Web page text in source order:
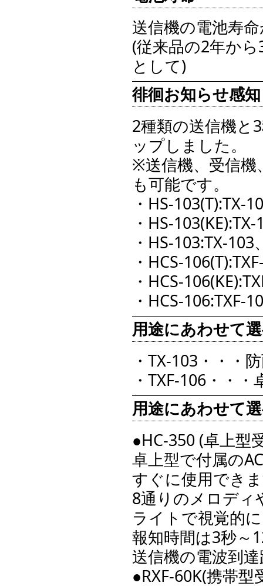
送信機の電池寿
(従来品の2年か
として)
徘徊お知らせ感
2種類の送信機と
ップしました。
※送信機、受信機
も可能です。
・HS-103(T):TX-
・HS-
・HS-103:TX-
・HCS-
・HCS-
・HCS-106:TXF-
用途にあわせて
・TX-103・・・
・TXF-106・・
用途にあわせて
●HC-350 (卓上型
卓上型で付属の
すぐに使用でき
8通りのメロディ
ライトで視覚的
報知時間は3秒～
送信機の電波到
●RXF-60K(携帯型